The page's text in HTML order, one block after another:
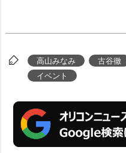
高山みなみ 古谷徹
イベント